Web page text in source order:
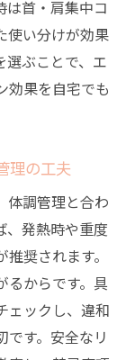
は首・肩集中コ
使い分けが効果
選ぶことで、エ
効果を自宅でも
理の工夫
体調管理と合わ
、発熱時や重度
奨されます。
るからです。具
ェックし、違和
す。安全なリ